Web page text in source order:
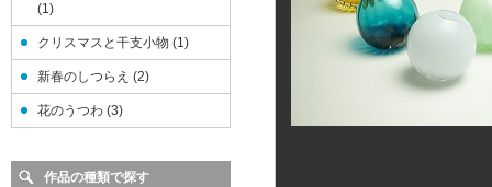
(1)
クリスマスと干支小物 (1)
新春のしつらえ (2)
花のうつわ (3)
作品の種類で探す